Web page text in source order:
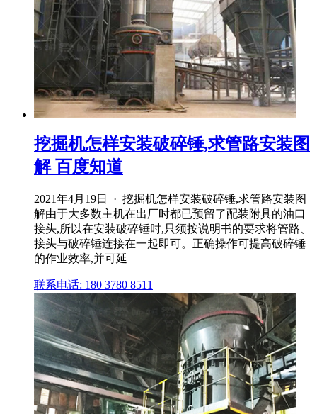
挖掘机怎样安装破碎锤,求管路安装图
解 百度知道
2021年4月19日 · 挖掘机怎样安装破碎锤,求管路安装图
解由于大多数主机在出厂时都已预留了配装附具的油口
接头,所以在安装破碎锤时,只须按说明书的要求将管路、
接头与破碎锤连接在一起即可。正确操作可提高破碎锤
的作业效率,并可延
联系电话: 180 3780 8511